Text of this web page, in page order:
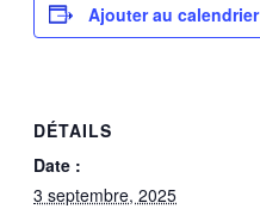
Ajouter au calendrier
DÉTAILS
Date :
3 septembre, 2025